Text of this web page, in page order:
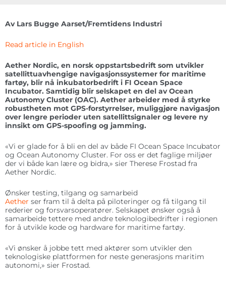
Av Lars Bugge Aarset/Fremtidens Industri
Read article in English
Aether Nordic, en norsk oppstartsbedrift som utvikler
satellittuavhengige navigasjonssystemer for maritime
fartøy, blir nå inkubatorbedrift i FI Ocean Space
Incubator. Samtidig blir selskapet en del av Ocean
Autonomy Cluster (OAC). Aether arbeider med å styrke
robustheten mot GPS-forstyrrelser, muliggjøre navigasjon
over lengre perioder uten satellittsignaler og levere ny
innsikt om GPS-spoofing og jamming.
«Vi er glade for å bli en del av både FI Ocean Space Incubator
og Ocean Autonomy Cluster. For oss er det faglige miljøer
der vi både kan lære og bidra,» sier Therese Frostad fra
Aether Nordic.
Ønsker testing, tilgang og samarbeid
Aether ser fram til å delta på piloteringer og få tilgang til
rederier og forsvarsoperatører. Selskapet ønsker også å
samarbeide tettere med andre teknologibedrifter i regionen
for å utvikle kode og hardware for maritime fartøy.
«Vi ønsker å jobbe tett med aktører som utvikler den
teknologiske plattformen for neste generasjons maritim
autonomi,» sier Frostad.